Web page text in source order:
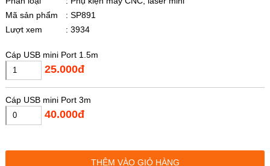
Mã sản phẩm
: SP891
Lượt xem
: 3934
Cáp USB mini Port 1.5m
25.000đ
Cáp USB mini Port 3m
40.000đ
THÊM VÀO GIỎ HÀNG